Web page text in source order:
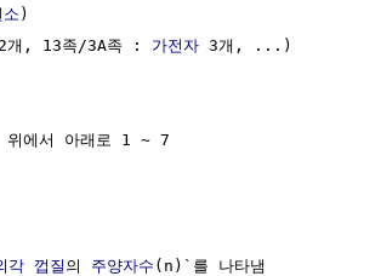
소 )
개, 13족/3A족 : 가전자 3개, ...)
위에서 아래로 1 ~ 7
각 껍질 의 주양자수 (n)`를 나타냄